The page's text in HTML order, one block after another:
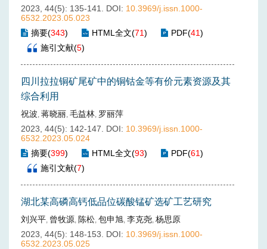
2023, 44(5): 135-141.
DOI: 10.3969/j.issn.1000-
6532.2023.05.023
摘要(343) HTML全文(71) PDF(41)
施引文献(5)
四川拉拉铜矿尾矿中的铜钴金等有价元素资源及其
综合利用
祝波, 蒋晓丽, 毛益林, 罗丽萍
2023, 44(5): 142-147.
DOI: 10.3969/j.issn.1000-
6532.2023.05.024
摘要(399) HTML全文(93) PDF(61)
施引文献(7)
湖北某高磷高钙低品位碳酸锰矿选矿工艺研究
刘兴平, 曾牧源, 陈松, 包申旭, 李克尧, 杨思原
2023, 44(5): 148-153.
DOI: 10.3969/j.issn.1000-
6532.2023.05.025